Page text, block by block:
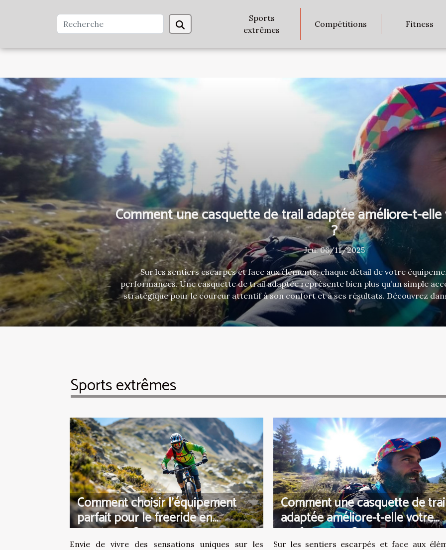
Sports
extrêmes
Compétitions Fitness
Comment une casquette de trail adaptée améliore-t-
?
Jeu. 06/11/2025
Sur les sentiers escarpés et face aux éléments, chaque détail de votre
performances. Une casquette de trail adaptée représente bien plus qu’un simple
stratégique pour le coureur attentif à son confort et à ses résultats. Découvrez
comment cet équipement technique, souvent sous-estimé, peut transformer
sensations sur tous les terrains. Protection contre les intempéries Une casquette trail spécialement conçue pour
Sports extrêmes
Comment choisir l'équipement
parfait pour le freeride en
montagne ?
Envie de vivre des sensations uniques sur les
Comment une casquette de
adaptée améliore-t-elle votre
performance ?
Sur les sentiers escarpés et face aux